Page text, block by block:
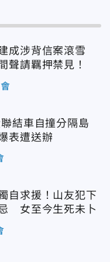
成涉背信案滾雪
請羈押禁見！
聯結車自撞分隔島
表遭送辦
自求援！山友犯下
忌 女至今生死未卜